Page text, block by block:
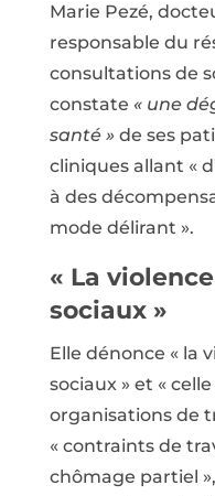
Marie Pezé,
responsable du
consultations de
constate « une
santé »de ses
cliniques allant «
à des
mode délirant ».
« La
sociaux »
Elle dénonce « la
sociaux » et «
organisations de
« contraints de
chômage partiel